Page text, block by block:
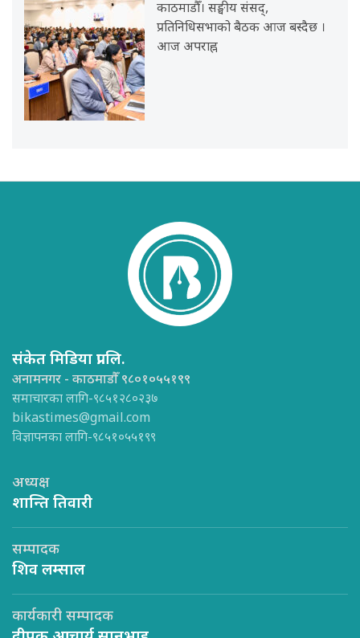
काठमाडौँ। सङ्घीय संसद्,
प्रतिनिधिसभाको बैठक आज बस्दैछ ।
आज अपराह्न
संकेत मिडिया प्रा.लि.
अनामनगर - काठमाडौँ ९८०१०५५१९९
समाचारका लागि-९८५१२८०२३७
bikastimes@gmail.com
विज्ञापनका लागि-९८५१०५५१९९
अध्यक्ष
शान्ति तिवारी
सम्पादक
शिव लम्साल
कार्यकारी सम्पादक